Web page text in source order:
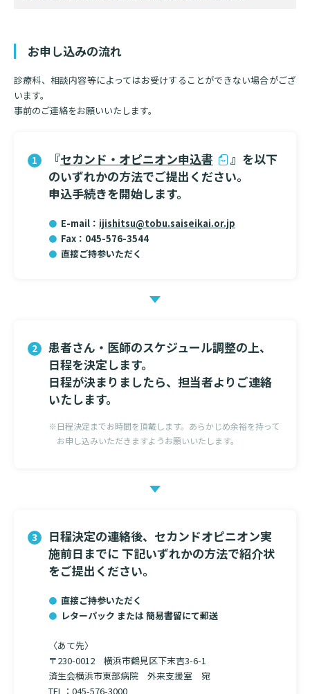
お申し込みの流れ
診療科、相談内容等によってはお受けすることができない場合がござ
います。
事前のご連絡をお願いいたします。
『セカンド・オピニオン申込書
』を以下
のいずれかの方法でご提出ください。
申込手続きを開始します。
E-mail： ijishitsu@tobu.saiseikai.or.jp
Fax：045-576-3544
直接ご持参いただく
患者さん・医師のスケジュール調整の上、
日程を決定します。
日程が決まりましたら、担当者よりご連絡
いたします。
※日程決定までお時間を頂戴します。あらかじめ余裕を持って
お申し込みいただきますようお願いいたします。
日程決定の連絡後、セカンドオピニオン実
施前日までに 下記いずれかの方法で紹介状
をご提出ください。
直接ご持参いただく
レターパック または 簡易書留にて郵送
〈あて先〉
〒230-0012 横浜市鶴見区下末吉3-6-1
済生会横浜市東部病院 外来支援室 宛
TEL： 045-576-3000